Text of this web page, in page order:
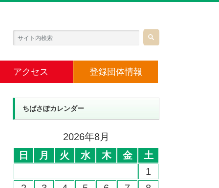
アクセス 登録団体情報
ちばさぽカレンダー
2026年8月
日
月 火 水 木 金 土
1